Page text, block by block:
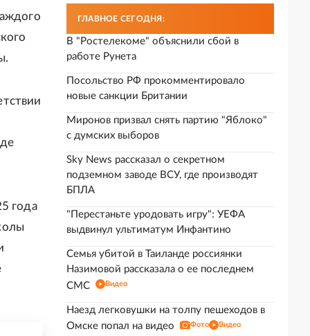
года
ГЛАВНОЕ СЕГОДНЯ:
В "Ростелекоме" объяснили сбой в
работе Рунета
Посольство РФ прокомментировало
новые санкции Британии
Миронов призвал снять партию "Яблоко"
с думских выборов
Sky News рассказал о секретном
подземном заводе ВСУ, где производят
БПЛА
"Перестаньте уродовать игру": УЕФА
выдвинул ультиматум Инфантино
Семья убитой в Таиланде россиянки
Назимовой рассказала о ее последнем
СМС
Видео
Наезд легковушки на толпу пешеходов в
Омске попал на видео
Фото Видео